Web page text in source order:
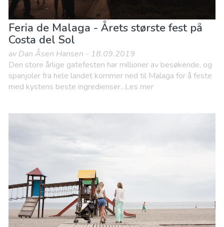
Feria de Malaga - Årets største fest på
Costa del Sol
av Dan Åsen Hansen - 18.09.2019
Den store årlige gatefesten har millioner av besøkende, og
spanjoler fra hele landet kommer ned til Malaga for å feste
med kystens beste ingredienser...Les mer